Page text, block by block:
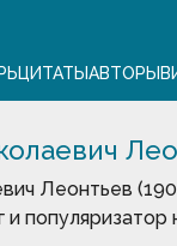
ЦИТАТЫАВТОРЫ
Леонтьев
популяризатор